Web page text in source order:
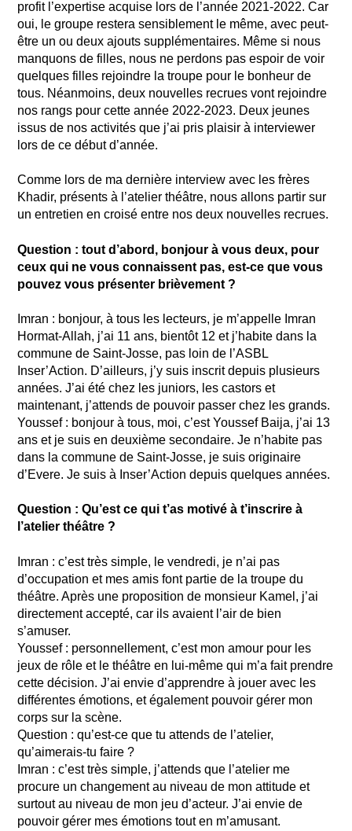
profit l’expertise acquise lors de l’année 2021-2022. Car
oui, le groupe restera sensiblement le même, avec peut-
être un ou deux ajouts supplémentaires. Même si nous
manquons de filles, nous ne perdons pas espoir de voir
quelques filles rejoindre la troupe pour le bonheur de
tous. Néanmoins, deux nouvelles recrues vont rejoindre
nos rangs pour cette année 2022-2023. Deux jeunes
issus de nos activités que j’ai pris plaisir à interviewer
lors de ce début d’année.
Comme lors de ma dernière interview avec les frères
Khadir, présents à l’atelier théâtre, nous allons partir sur
un entretien en croisé entre nos deux nouvelles recrues.
Question : tout d’abord, bonjour à vous deux, pour
ceux qui ne vous connaissent pas, est-ce que vous
pouvez vous présenter brièvement ?
Imran : bonjour, à tous les lecteurs, je m’appelle Imran
Hormat-Allah, j’ai 11 ans, bientôt 12 et j’habite dans la
commune de Saint-Josse, pas loin de l’ASBL
Inser’Action. D’ailleurs, j’y suis inscrit depuis plusieurs
années. J’ai été chez les juniors, les castors et
maintenant, j’attends de pouvoir passer chez les grands.
Youssef : bonjour à tous, moi, c’est Youssef Baija, j’ai 13
ans et je suis en deuxième secondaire. Je n’habite pas
dans la commune de Saint-Josse, je suis originaire
d’Evere. Je suis à Inser’Action depuis quelques années.
Question : Qu’est ce qui t’as motivé à t’inscrire à
l’atelier théâtre ?
Imran : c’est très simple, le vendredi, je n’ai pas
d’occupation et mes amis font partie de la troupe du
théâtre. Après une proposition de monsieur Kamel, j’ai
directement accepté, car ils avaient l’air de bien
s’amuser.
Youssef : personnellement, c’est mon amour pour les
jeux de rôle et le théâtre en lui-même qui m’a fait prendre
cette décision. J’ai envie d’apprendre à jouer avec les
différentes émotions, et également pouvoir gérer mon
corps sur la scène.
Question : qu’est-ce que tu attends de l’atelier,
qu’aimerais-tu faire ?
Imran : c’est très simple, j’attends que l’atelier me
procure un changement au niveau de mon attitude et
surtout au niveau de mon jeu d’acteur. J’ai envie de
pouvoir gérer mes émotions tout en m’amusant.